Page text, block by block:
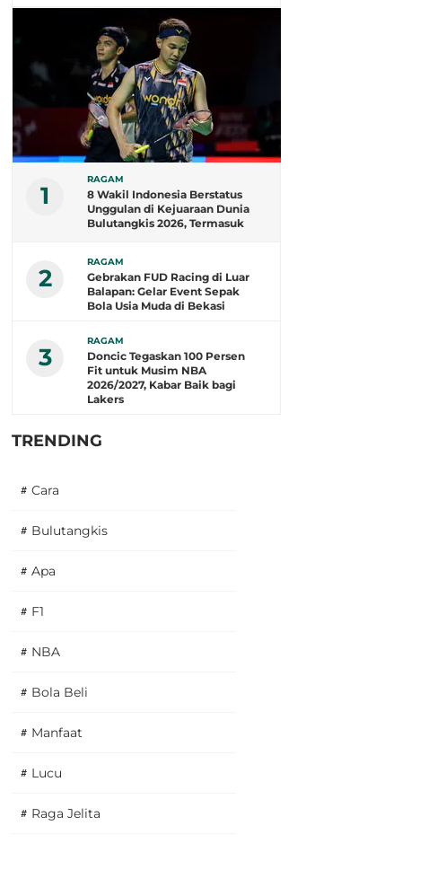
1
RAGAM
8 Wakil Indonesia Berstatus
Unggulan di Kejuaraan Dunia
Bulutangkis 2026, Termasuk
2
RAGAM
Gebrakan FUD Racing di Luar
Balapan: Gelar Event Sepak
Bola Usia Muda di Bekasi
3
RAGAM
Doncic Tegaskan 100 Persen
Fit untuk Musim NBA
2026/2027, Kabar Baik bagi
Lakers
TRENDING
# Cara
# Bulutangkis
# Apa
# F1
# NBA
# Bola Beli
# Manfaat
# Lucu
# Raga Jelita